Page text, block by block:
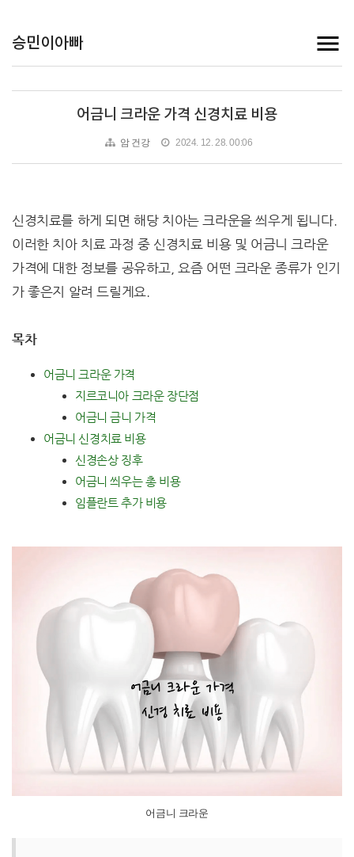
승민이아빠
어금니 크라운 가격 신경치료 비용
암 건강 2024. 12. 28. 00:06
신경치료를 하게 되면 해당 치아는 크라운을 씌우게 됩니다.
이러한 치아 치료 과정 중 신경치료 비용 및 어금니 크라운
가격에 대한 정보를 공유하고, 요즘 어떤 크라운 종류가 인기
가 좋은지 알려 드릴게요.
목차
어금니 크라운 가격
지르코니아 크라운 장단점
어금니 금니 가격
어금니 신경치료 비용
신경손상 징후
어금니 씌우는 총 비용
임플란트 추가 비용
어금니 크라운